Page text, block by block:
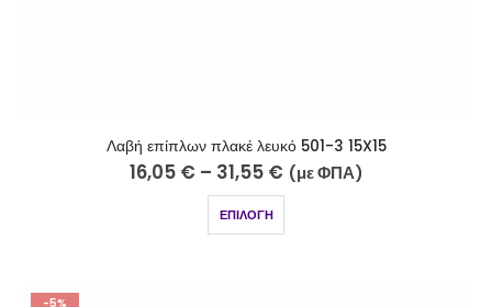
Λαβή επίπλων πλακέ λευκό 501-3 15X15
16,05 € – 31,55 € (με ΦΠΑ)
ΕΠΙΛΟΓΉ
-5%